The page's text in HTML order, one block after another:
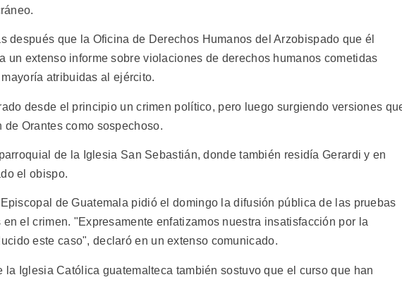
después que la Oficina de Derechos Humanos del Arzobispado que él
un extenso informe sobre violaciones de derechos humanos cometidas
atribuidas al ejército.
desde el principio un crimen político, pero luego surgiendo versiones
Orantes como sospechoso.
de la Iglesia San Sebastián, donde también residía Gerardi y en
el obispo.
de Guatemala pidió el domingo la difusión pública de las pruebas
el crimen. "Expresamente enfatizamos nuestra insatisfacción por la
este caso", declaró en un extenso comunicado.
la Iglesia Católica guatemalteca también sostuvo que el curso que han